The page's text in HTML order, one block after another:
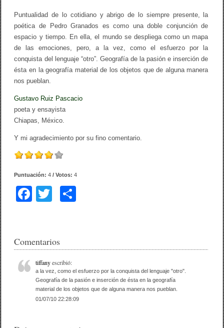
Puntualidad de lo cotidiano y abrigo de lo siempre presente, la
poética de Pedro Granados es como una doble conjunción de
espacio y tiempo. En ella, el mundo se despliega como un mapa
de las emociones, pero, a la vez, como el esfuerzo por la
conquista del lenguaje “otro”. Geografía de la pasión e inserción de
ésta en la geografía material de los objetos que de alguna manera
nos pueblan.
Gustavo Ruiz Pascacio
poeta y ensayista
Chiapas, México.
Y mi agradecimiento por su fino comentario.
Puntuación:4 / Votos:4
F
e
b
o
o
k
er
tir
Comentarios
tiffanyescribió:
a la vez, como el esfuerzo por la conquista del lenguaje "otro".
Geografía de la pasión e inserción de ésta en la geografía
material de los objetos que de alguna manera nos pueblan.
01/07/10 22:28:09